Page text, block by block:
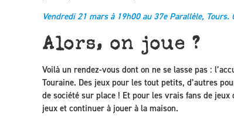
Vendredi 21 mars à 19h00 au 37e Parallèle,
Alors, on joue ?
Voilà un rendez-vous dont on ne se lasse pas :
Touraine. Des jeux pour les tout petits, d’autres
de société sur place ! Et pour les vrais fans de
jeux et continuer à jouer à la maison.